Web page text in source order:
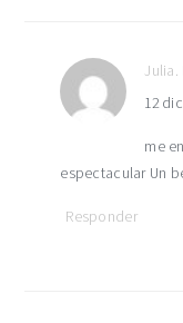
Julia.
12
me
espectacular Un
Responder